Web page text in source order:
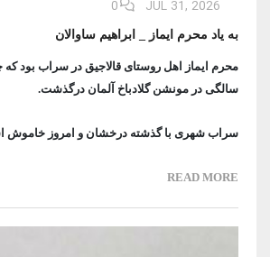
JUL 31, 2026
0
به یاد محرم ایماز _ ابراهیم ساوالان
سالگی در مونشن گلادباخ آلمان درگذشت.
سراب شهری با گذشته درخشان و امروز
READ MORE